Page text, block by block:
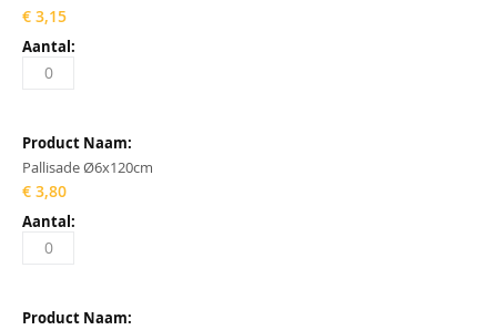
€ 3,15
Pallisade Ø6x120cm
€ 3,80